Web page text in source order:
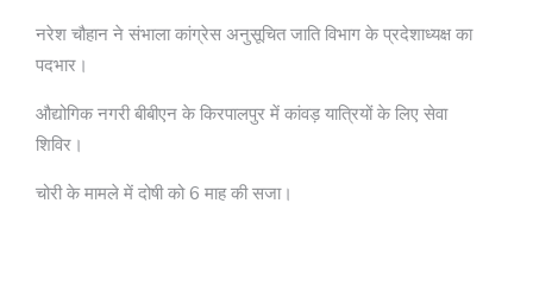
नरेश चौहान ने संभाला कांग्रेस अनुसूचित जाति विभाग के प्रदेशाध्यक्ष का
पदभार।
औद्योगिक नगरी बीबीएन के किरपालपुर में कांवड़ यात्रियों के लिए सेवा
शिविर।
चोरी के मामले में दोषी को 6 माह की सजा।